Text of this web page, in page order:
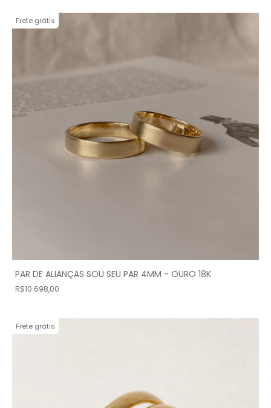
Frete grátis
PAR DE ALIANÇAS SOU SEU PAR 4MM - OURO 18K
R$10.698,00
Frete grátis